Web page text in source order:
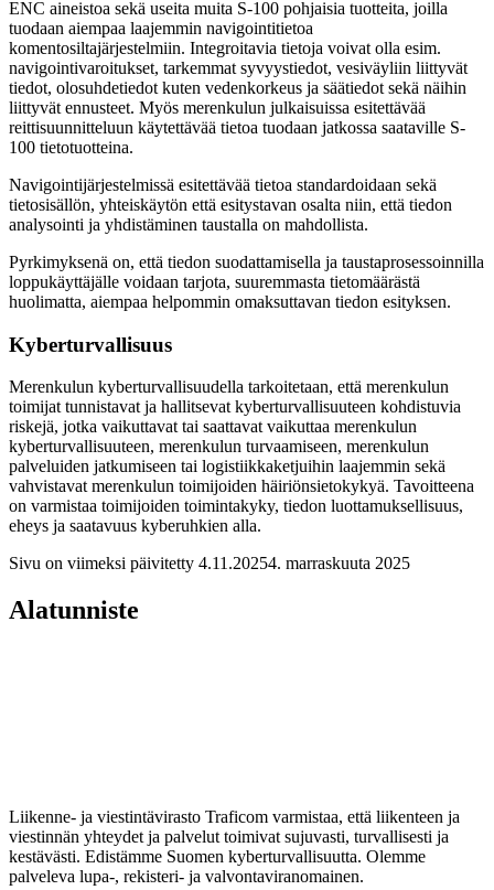
ENC aineistoa sekä useita muita S-100 pohjaisia tuotteita, joilla
tuodaan aiempaa laajemmin navigointitietoa
komentosiltajärjestelmiin. Integroitavia tietoja voivat olla esim.
navigointivaroitukset, tarkemmat syvyystiedot, vesiväyliin liittyvät
tiedot, olosuhdetiedot kuten vedenkorkeus ja säätiedot sekä näihin
liittyvät ennusteet. Myös merenkulun julkaisuissa esitettävää
reittisuunnitteluun käytettävää tietoa tuodaan jatkossa saataville S-
100 tietotuotteina.
Navigointijärjestelmissä esitettävää tietoa standardoidaan sekä
tietosisällön, yhteiskäytön että esitystavan osalta niin, että tiedon
analysointi ja yhdistäminen taustalla on mahdollista.
Pyrkimyksenä on, että tiedon suodattamisella ja taustaprosessoinnilla
loppukäyttäjälle voidaan tarjota, suuremmasta tietomäärästä
huolimatta, aiempaa helpommin omaksuttavan tiedon esityksen.
Kyberturvallisuus
Merenkulun kyberturvallisuudella tarkoitetaan, että merenkulun
toimijat tunnistavat ja hallitsevat kyberturvallisuuteen kohdistuvia
riskejä, jotka vaikuttavat tai saattavat vaikuttaa merenkulun
kyberturvallisuuteen, merenkulun turvaamiseen, merenkulun
palveluiden jatkumiseen tai logistiikkaketjuihin laajemmin sekä
vahvistavat merenkulun toimijoiden häiriönsietokykyä. Tavoitteena
on varmistaa toimijoiden toimintakyky, tiedon luottamuksellisuus,
eheys ja saatavuus kyberuhkien alla.
Sivu on viimeksi päivitetty 4.11.20254. marraskuuta 2025
Alatunniste
Liikenne- ja viestintävirasto Traficom varmistaa, että liikenteen ja
viestinnän yhteydet ja palvelut toimivat sujuvasti, turvallisesti ja
kestävästi. Edistämme Suomen kyberturvallisuutta. Olemme
palveleva lupa-, rekisteri- ja valvontaviranomainen.